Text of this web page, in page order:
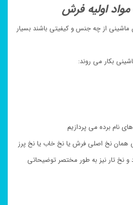
اولیه فرش
ماشینی از چه جنس و کیفیتی باشند بسیار
بکار می روند:
نام برده می پردازیم
همان نخ اصلی فرش یا نخ خاب یا نخ پرز
نخ تار نیز به طور مختصر توضیحاتی